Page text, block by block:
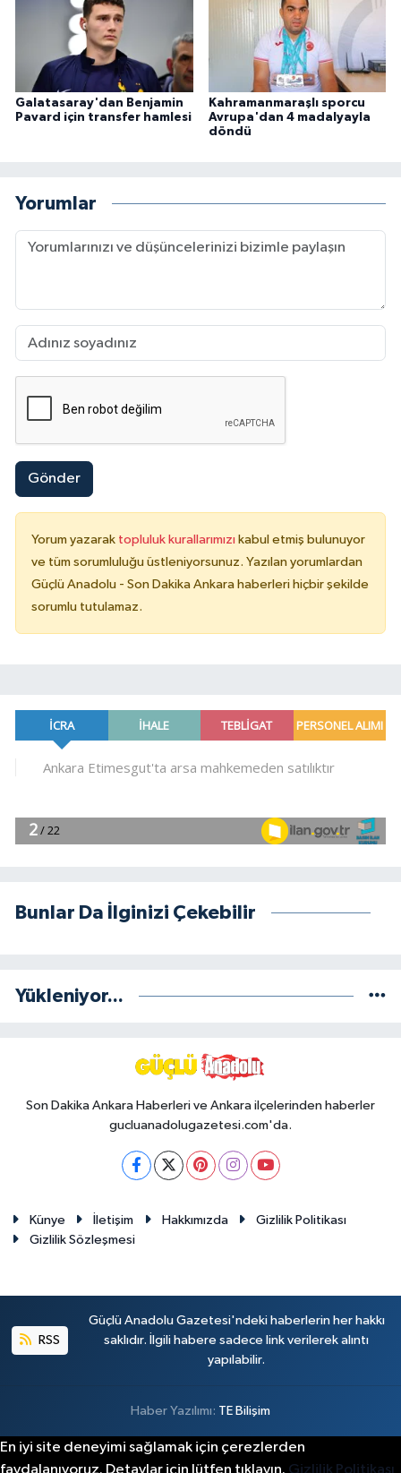
Galatasaray'dan Benjamin
Pavard için transfer hamlesi
Kahramanmaraşlı sporcu
Avrupa'dan 4 madalyayla
döndü
Yorumlar
Gönder
Yorum yazarak topluluk kurallarımızı kabul etmiş bulunuyor
ve tüm sorumluluğu üstleniyorsunuz. Yazılan yorumlardan
Güçlü Anadolu - Son Dakika Ankara haberleri hiçbir şekilde
sorumlu tutulamaz.
Bunlar Da İlginizi Çekebilir
Yükleniyor...
Son Dakika Ankara Haberleri ve Ankara ilçelerinden haberler
gucluanadolugazetesi.com'da.
Künye İletişim Hakkımızda
Gizlilik Politikası
Gizlilik Sözleşmesi
RSS
Güçlü Anadolu Gazetesi'ndeki haberlerin her hakkı
saklıdır. İlgili habere sadece link verilerek alıntı
yapılabilir.
Haber Yazılımı: TE Bilişim
En iyi site deneyimi sağlamak için çerezlerden
faydalanıyoruz. Detaylar için lütfen tıklayın. Gizlilik Politikası